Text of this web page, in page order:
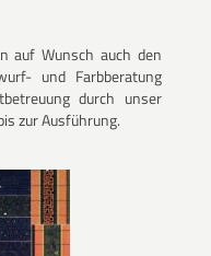
auf Wunsch auch den
und Farbberatung
durch unser
zur Ausführung.